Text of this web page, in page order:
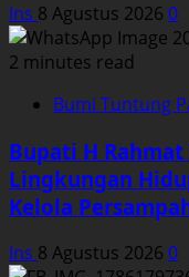
Ins 8 Agustus 2026 0
2 minutes read
Bumi Tuntung
Bupati H
Lingkungan
Kelola
Ins 8 Agustus 2026 0